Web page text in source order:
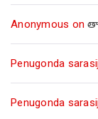
Anonymous on
Penugonda
Penugonda